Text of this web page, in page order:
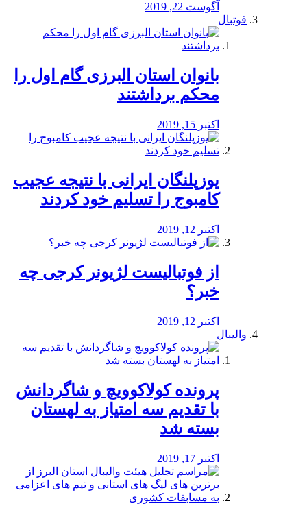
آگوست 22, 2019
فوتبال
بانوان استان البرزی گام اول را
محكم برداشتند
اکتبر 15, 2019
یوزپلنگان ایرانی با نتیجه عجیب
کامبوج را تسلیم خود کردند
اکتبر 12, 2019
از فوتبالیست لژیونر کرجی چه
خبر؟
اکتبر 12, 2019
والیبال
پرونده کولاکوویچ و شاگردانش
با تقدیم سه امتیاز به لهستان
بسته شد
اکتبر 17, 2019